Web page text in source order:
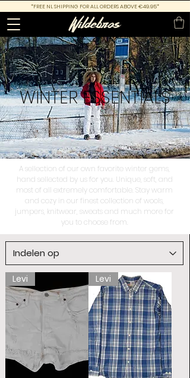
*FREE NL SHIPPING FOR ALL ORDERS ABOVE €49.95*
WINTERESSENTIALS
A sellection of our own favorite winter gems,
hand sellected by us for you. Unique, soft, and
most of all extremely comfortable. Stay warm
and cozy in our finest collection of wools,
jumpers, knitwear, sweats and much more for
you to choose from.
Levi Levi